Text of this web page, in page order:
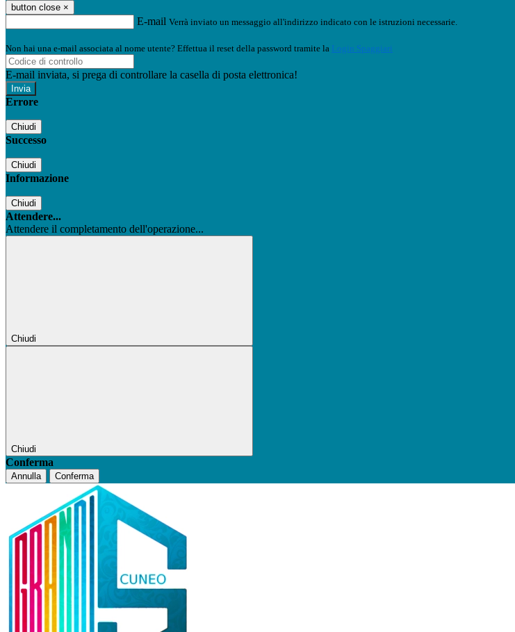
button close ×
E-mail Verrà inviato un messaggio all'indirizzo indicato con le istruzioni necessarie.
Non hai una e-mail associata al nome utente? Effettua il reset della password tramite la Login Spaggiari
E-mail inviata, si prega di controllare la casella di posta elettronica!
Errore
Chiudi
Successo
Chiudi
Informazione
Chiudi
Attendere...
Attendere il completamento dell'operazione...
Chiudi
Chiudi
Conferma
Annulla Conferma